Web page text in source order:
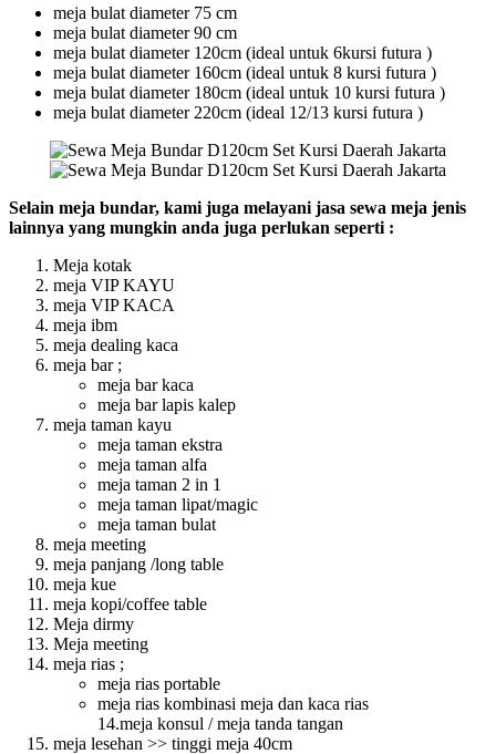
meja bulat diameter 75 cm
meja bulat diameter 90 cm
meja bulat diameter 120cm (ideal untuk 6kursi futura )
meja bulat diameter 160cm (ideal untuk 8 kursi futura )
meja bulat diameter 180cm (ideal untuk 10 kursi futura )
meja bulat diameter 220cm (ideal 12/13 kursi futura )
Selain meja bundar, kami juga melayani jasa sewa meja jenis
lainnya yang mungkin anda juga perlukan seperti :
Meja kotak
meja VIP KAYU
meja VIP KACA
meja ibm
meja dealing kaca
meja bar ;
meja bar kaca
meja bar lapis kalep
meja taman kayu
meja taman ekstra
meja taman alfa
meja taman 2 in 1
meja taman lipat/magic
meja taman bulat
meja meeting
meja panjang /long table
meja kue
meja kopi/coffee table
Meja dirmy
Meja meeting
meja rias ;
meja rias portable
meja rias kombinasi meja dan kaca rias
14.meja konsul / meja tanda tangan
meja lesehan >> tinggi meja 40cm